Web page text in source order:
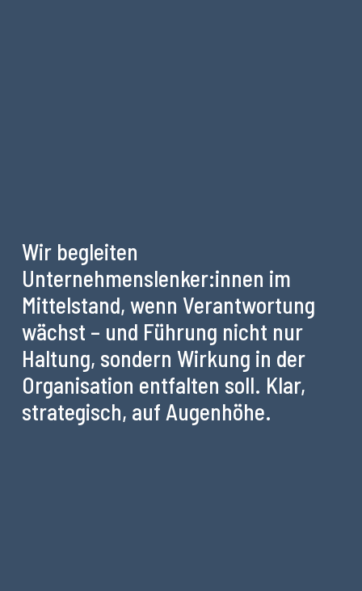
Wir begleiten
Unternehmenslenker:innen im
Mittelstand, wenn Verantwortung
wächst – und Führung nicht nur
Haltung, sondern Wirkung in der
Organisation entfalten soll. Klar,
strategisch, auf Augenhöhe.